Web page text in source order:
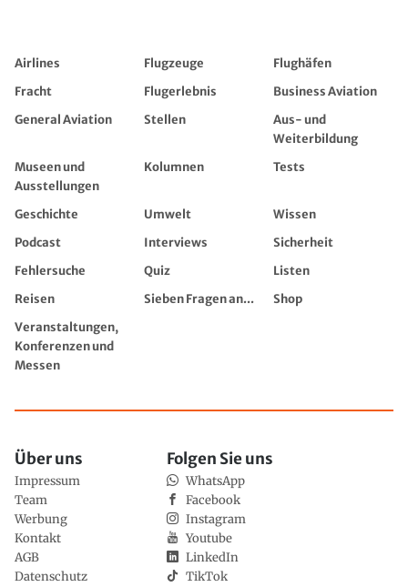
Airlines Flugzeuge
Flughäfen
Fracht
Flugerlebnis
Business Aviation
General Aviation
Stellen
Aus- und
Weiterbildung
Museen und
Ausstellungen
Kolumnen Tests
Geschichte Umwelt
Wissen
Podcast
Interviews
Sicherheit
Fehlersuche
Quiz
Listen
Reisen
Sieben Fragen an...
Shop
Veranstaltungen,
Konferenzen und
Messen
Über uns
Impressum
Team
Werbung
Kontakt
AGB
Datenschutz
Folgen Sie uns
WhatsApp
Facebook
Instagram
Youtube
LinkedIn
TikTok